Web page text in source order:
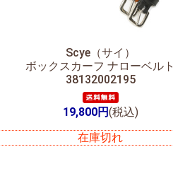
Scye（サイ）
ボックスカーフ ナローベルト
38132002195
19,800円(税込)
在庫切れ